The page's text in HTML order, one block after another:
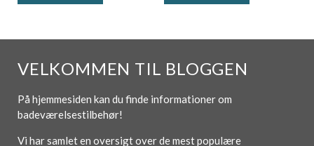
VELKOMMEN TIL BLOGGEN
På hjemmesiden kan du finde informationer om
badeværelsestilbehør!
Vi har samlet en oversigt over de mest populære